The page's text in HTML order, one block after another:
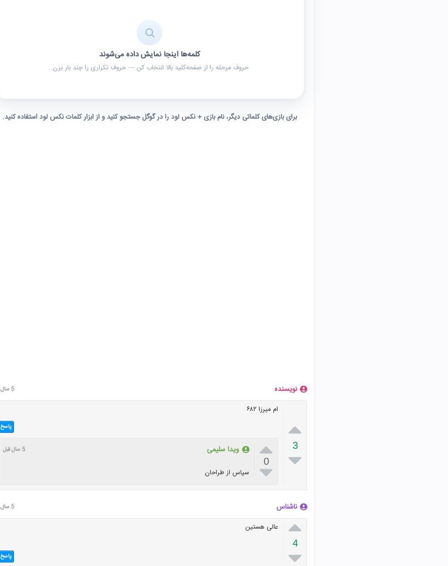
کلمه‌ها اینجا نمایش داده می‌شوند
حروف مرحله را از صفحه‌کلید بالا انتخاب کن — حروف تکراری را چند بار بزن.
برای بازی‌های کلماتی دیگر، نام بازی + نکس لود را در گوگل جستجو کنید و از ابزار کلمات نکس لود استفاده کنید.
نویسنده 5 سال قبل

3

ام میرزا ۶۸۲
پاسخ

0

ویدا سلیمی 5 سال قبل
سپاس از طراحان
ناشناس 5 سال قبل

4

عالی هستین
پاسخ